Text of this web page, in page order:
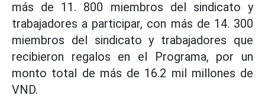
más de 11. 800 miembros del sindicato y
trabajadores a participar, con más de 14. 300
miembros del sindicato y trabajadores que
recibieron regalos en el Programa, por un
monto total de más de 16.2 mil millones de
VND.